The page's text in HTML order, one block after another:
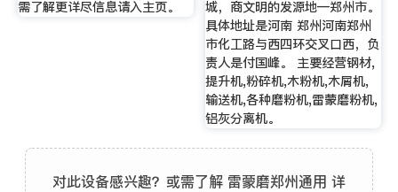
需了解更详尽信息请入主页。
城，商文明的发源地—郑州市。
具体地址是河南 郑州河南郑州
市化工路与西四环交叉口西，负
责人是付国峰。 主要经营钢材,
提升机,粉碎机,木粉机,木屑机,
输送机,各种磨粉机,雷蒙磨粉机,
铝灰分离机。
对此设备感兴趣？或需了解 雷蒙磨郑州通用 详